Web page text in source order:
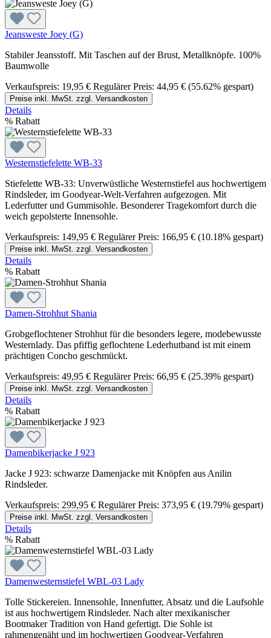
Jeansweste Joey (G)
Stabiler Jeansstoff. Mit Taschen auf der Brust, Metallknöpfe. 100%
Baumwolle
Verkaufspreis: 19,95 € Regulärer Preis: 44,95 € (55.62% gespart)
Preise inkl. MwSt. zzgl. Versandkosten
Details
% Rabatt
Westernstiefelette WB-33
Stiefelette WB-33: Unverwüstliche Westernstiefel aus hochwertigem
Rindsleder, im Goodyear-Welt-Verfahren aufgezogen. Mit
Lederfutter und Gummisohle. Besonderer Tragekomfort durch die
weich gepolsterte Innensohle.
Verkaufspreis: 149,95 € Regulärer Preis: 166,95 € (10.18% gespart)
Preise inkl. MwSt. zzgl. Versandkosten
Details
% Rabatt
Damen-Strohhut Shania
Grobgeflochtener Strohhut für die besonders legere, modebewusste
Westernlady. Das pfiffig geflochtene Lederhutband ist mit einem
prächtigen Concho geschmückt.
Verkaufspreis: 49,95 € Regulärer Preis: 66,95 € (25.39% gespart)
Preise inkl. MwSt. zzgl. Versandkosten
Details
% Rabatt
Damenbikerjacke J 923
Jacke J 923: schwarze Damenjacke mit Knöpfen aus Anilin
Rindsleder.
Verkaufspreis: 299,95 € Regulärer Preis: 373,95 € (19.79% gespart)
Preise inkl. MwSt. zzgl. Versandkosten
Details
% Rabatt
Damenwesternstiefel WBL-03 Lady
Tolle Stickereien. Innensohle, Innenfutter, Absatz und die Laufsohle
ist aus hochwertigem Rindsleder. Nach alter mexikanischer
Bootmaker Tradition von Hand gefertigt. Die Sohle ist
rahmengenäht und im hochwertigen Goodyear-Verfahren